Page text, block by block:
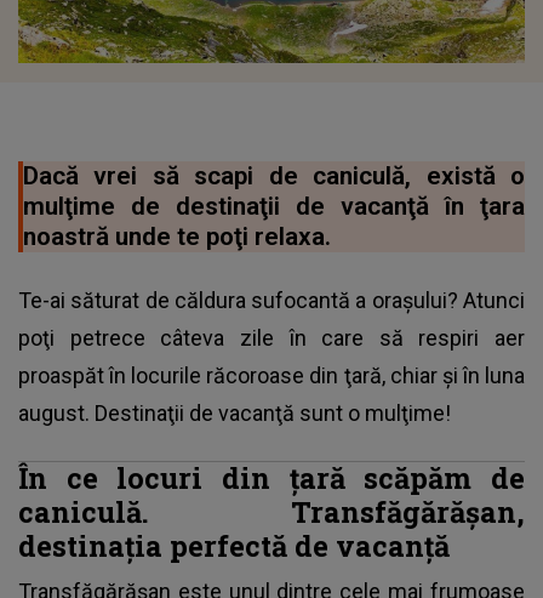
Dacă vrei să scapi de caniculă, există o
mulţime de destinaţii de vacanţă în ţara
noastră unde te poţi relaxa.
Te-ai săturat de căldura sufocantă a oraşului? Atunci
poţi petrece câteva zile în care să respiri aer
proaspăt în locurile răcoroase din ţară, chiar şi în luna
august. Destinaţii de vacanţă sunt o mulţime!
În ce locuri din ţară scăpăm de
caniculă. Transfăgărăşan,
destinaţia perfectă de vacanţă
Transfăgărăşan este unul dintre cele mai frumoase